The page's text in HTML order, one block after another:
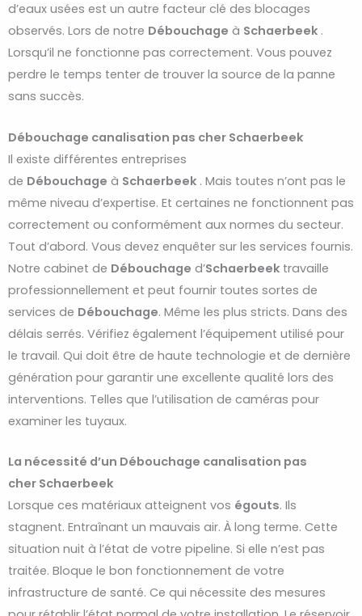
d’eaux usées est un autre facteur clé des blocages
observés. Lors de notre Débouchage à Schaerbeek .
Lorsqu’il ne fonctionne pas correctement. Vous pouvez
perdre le temps tenter de trouver la source de la panne
sans succès.
Débouchage canalisation pas cher Schaerbeek
Il existe différentes entreprises
de Débouchage à Schaerbeek . Mais toutes n’ont pas le
même niveau d’expertise. Et certaines ne fonctionnent pas
correctement ou conformément aux normes du secteur.
Tout d’abord. Vous devez enquêter sur les services fournis.
Notre cabinet de Débouchage d’Schaerbeek travaille
professionnellement et peut fournir toutes sortes de
services de Débouchage. Même les plus stricts. Dans des
délais serrés. Vérifiez également l’équipement utilisé pour
le travail. Qui doit être de haute technologie et de dernière
génération pour garantir une excellente qualité lors des
interventions. Telles que l’utilisation de caméras pour
examiner les tuyaux.
La nécessité d’un Débouchage canalisation pas
cher Schaerbeek
Lorsque ces matériaux atteignent vos égouts. Ils
stagnent. Entraînant un mauvais air. À long terme. Cette
situation nuit à l’état de votre pipeline. Si elle n’est pas
traitée. Bloque le bon fonctionnement de votre
infrastructure de santé. Ce qui nécessite des mesures